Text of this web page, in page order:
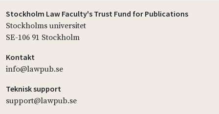
Stockholm Law Faculty's Trust Fund for Publications
Stockholms universitet
SE-106 91 Stockholm
Kontakt
info@lawpub.se
Teknisk support
support@lawpub.se